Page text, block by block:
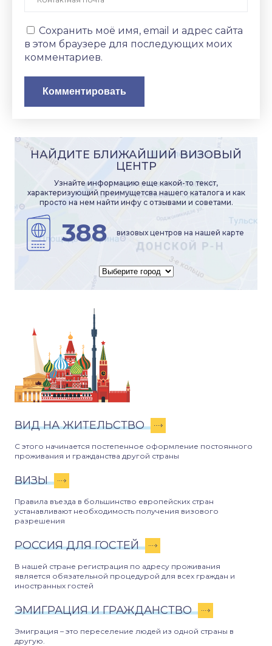
Сохранить моё имя, email и адрес сайта
в этом браузере для последующих моих
комментариев.
НАЙДИТЕ БЛИЖАЙШИЙ ВИЗОВЫЙ
ЦЕНТР
Узнайте информацию еще какой-то текст,
характеризующий преимущетсва нашего каталога и как
просто на нем найти инфу с отзывами и советами.
388 визовых центров на нашей карте
ВИД НА ЖИТЕЛЬСТВО
С этого начинается постепенное оформление постоянного
проживания и гражданства другой страны
ВИЗЫ
Правила въезда в большинство европейских стран
устанавливают необходимость получения визового
разрешения
РОССИЯ ДЛЯ ГОСТЕЙ
В нашей стране регистрация по адресу проживания
является обязательной процедурой для всех граждан и
иностранных гостей
ЭМИГРАЦИЯ И ГРАЖДАНСТВО
Эмиграция – это переселение людей из одной страны в
другую.